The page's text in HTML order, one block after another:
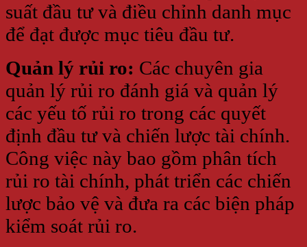
suất đầu tư và điều chỉnh danh mục
để đạt được mục tiêu đầu tư.
Quản lý rủi ro: Các chuyên gia
quản lý rủi ro đánh giá và quản lý
các yếu tố rủi ro trong các quyết
định đầu tư và chiến lược tài chính.
Công việc này bao gồm phân tích
rủi ro tài chính, phát triển các chiến
lược bảo vệ và đưa ra các biện pháp
kiểm soát rủi ro.